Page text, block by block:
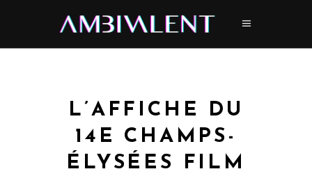
L’AFFICHE DU
14E CHAMPS-
ÉLYSÉES FILM